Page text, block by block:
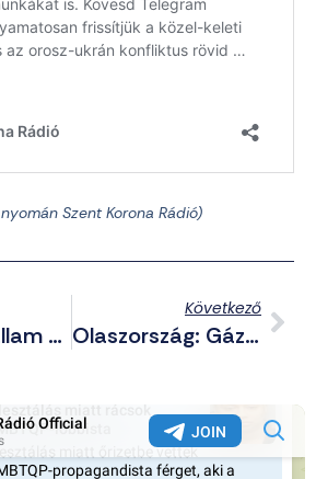
nyomán Szent Korona Rádió)
Megfigyelőállam Vagy Tradicionális Birodalom – Kínáról A DuoGladiiban
Következő
Olaszország: Gázolt, Majd Késelt A Migráns; USA: Éles Vita A Pentagon És A Kongresszus Között; Csúcsra Járatja A Buzeráns Lobbit Az Európai Unió – Telegram Posztjaink (2026.05.17.)